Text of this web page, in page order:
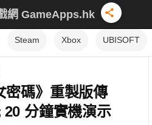
網 GameApps.hk
Steam Xbox UBISOFT
密碼》重製版傳
分鐘實機演示